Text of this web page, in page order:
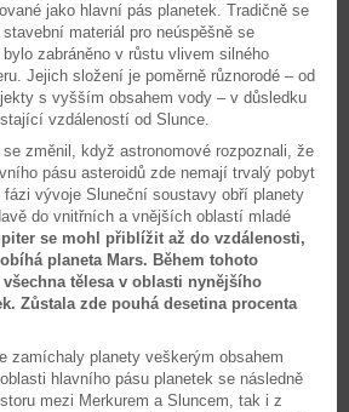
jako hlavní pás planetek. Tradičně se
materiál pro neúspěšně se
zabráněno v růstu vlivem silného
Jejich složení je poměrně různorodé – od
s vyšším obsahem vody – v důsledku
vzdáleností od Slunce.
změnil, když astronomové rozpoznali, že
pásu asteroidů zde nemají trvalý pobyt
fázi vývoje Sluneční soustavy obří planety
do vnitřních a vnějších oblastí mladé
se mohl přiblížit až do vzdálenosti,
planeta Mars. Během tohoto
tělesa v oblasti nynějšího
Zůstala zde pouhá desetina procenta
zamíchaly planety veškerým obsahem
hlavního pásu planetek se následně
mezi Merkurem a Sluncem, tak i z